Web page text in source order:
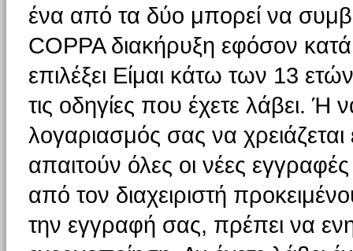
ένα από τα δύο μπορεί να
COPPA διακήρυξη εφόσον κατά
επιλέξει Είμαι κάτω των 13
τις οδηγίες που έχετε λάβει. Ή
λογαριασμός σας να
απαιτούν όλες οι νέες
από τον διαχειριστή
την εγγραφή σας, πρέπει να